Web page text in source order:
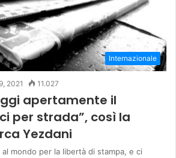
Internazionale
2021 11.027
apertamente il
per strada”, così la
Yezdani
al mondo per la libertà di stampa, e ci